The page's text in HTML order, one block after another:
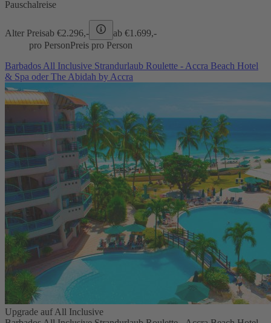
Pauschalreise
Alter Preisab €2.296,- ab €1.699,-
pro PersonPreis pro Person
Barbados All Inclusive Strandurlaub Roulette - Accra Beach Hotel
& Spa oder The Abidah by Accra
Upgrade auf All Inclusive